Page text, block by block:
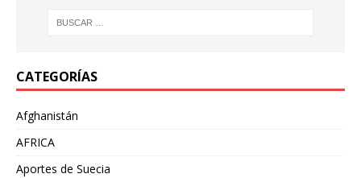
CATEGORÍAS
Afghanistán
AFRICA
Aportes de Suecia